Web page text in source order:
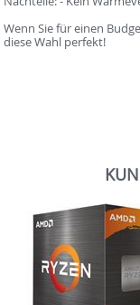
Wenn Sie für einen
diese Wahl perfekt!